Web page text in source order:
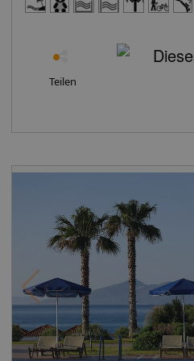
Sofa, Kochnische,
Kaffee-/Teezubereiter,
Telefon, Internet: WLAN/WiFi:
Flatscreen, im Badezimmer,
Badewanne, Badewanne im
Vorteile: Bitte beachten Sie!
Abflughäfen in Deutschland
Basel) kostenfrei zubuchbar.
gilt nicht bei: Buchung einer
Buchung einer Hotelleistung
Leistungen (z.B. Hotel,
einem separat dazu
deutschen Abflughäfen zu
EuroAirport Basel und
Flugreisen Abflüge von
Teilen